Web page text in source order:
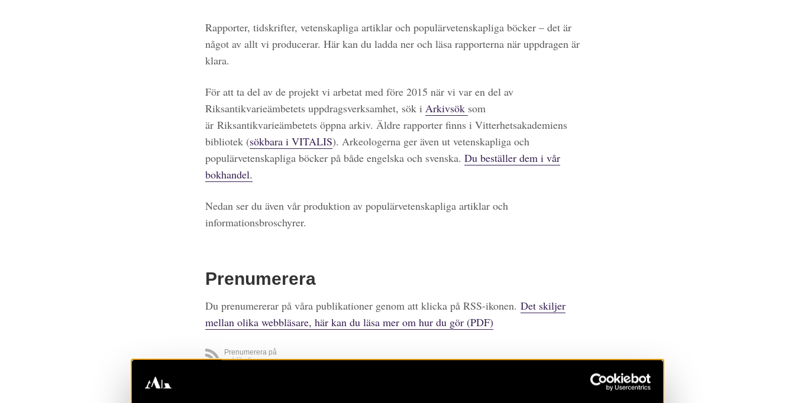
Rapporter, tidskrifter, vetenskapliga artiklar och populärvetenskapliga böcker – det är
något av allt vi producerar. Här kan du ladda ner och läsa rapporterna när uppdragen är
klara.
För att ta del av de projekt vi arbetat med före 2015 när vi var en del av
Riksantikvarieämbetets uppdragsverksamhet, sök i Arkivsök som
är Riksantikvarieämbetets öppna arkiv. Äldre rapporter finns i Vitterhetsakademiens
bibliotek (sökbara i VITALIS). Arkeologerna ger även ut vetenskapliga och
populärvetenskapliga böcker på både engelska och svenska. Du beställer dem i vår
bokhandel.
Nedan ser du även vår produktion av populärvetenskapliga artiklar och
informationsbroschyrer.
Prenumerera
Du prenumererar på våra publikationer genom att klicka på RSS-ikonen. Det skiljer
mellan olika webbläsare, här kan du läsa mer om hur du gör (PDF)
Prenumerera på
publikationer